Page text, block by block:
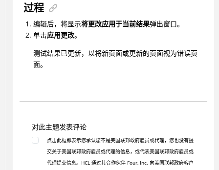
过程
编辑后，将显示将更改应用于当前结果弹出窗口。
单击应用更改。
测试结果已更新，以将新页面或更新的页面视为错误页
面。
对此主题发表评论
点击此框即表示您承认您不是美国联邦政府雇员或代理，您也没有提
交关于美国联邦政府雇员或代理的信息，或代表美国联邦政府雇员或
代理提交信息。HCL 通过其合作伙伴 Four, Inc. 向美国联邦政府客户